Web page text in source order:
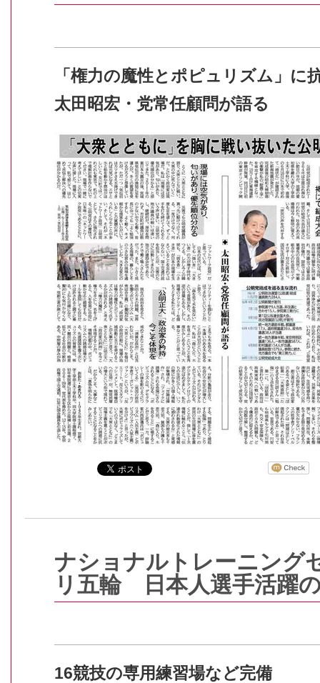
「権力の魔性とポピュリズム」に
太田昭宏・党常任顧問が語る
ナショナルトレーニング
リ五輪 日本人選手活躍
16競技の専用練習場など完備